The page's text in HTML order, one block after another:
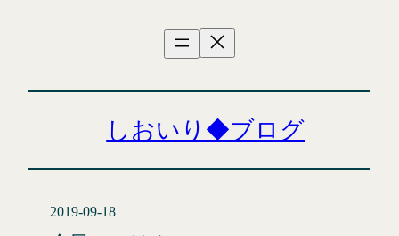
しおいり◆ブログ
2019-09-18